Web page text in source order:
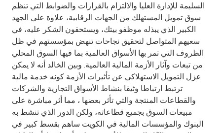
Branch & ATM locator
Germany
Malaysia
Turkey
Egypt
السليمة للإدارة العليا والالتزام بالقرارات والضوابط التي تنظم
سوق تمويل المستهلك من الجهات الرقابية، علاوة على الجهد
الكبير الذي يبذله موظفو بيتك، ويستحقون الشكر عليه، في
سعيهم المتواصل لتحقيق نجاحات تنهض بمؤسستهم في ظل
الظروف التي تمر بها الأسواق العالمية بما فيها السوق المحلي
من تبعات وآثار الأزمة المالية العالمية. وبين الخالد أنه لا يمكن
عزل التمويل الاستهلاكي عن تأثيرات الأزمة كونه خدمة مالية
ترتبط ارتباطا وثيقا بنشاط الأسواق التجارية والشركات
والقطاعات المنتجة والتي تأثر بعضها ، مما أثر مباشرة على
مبيعات السوق بجميع قطاعاته، ولكن الدور الذي تنشط به
البنوك والمؤسسات المالية في الكويت ساهم بقسط كبير في